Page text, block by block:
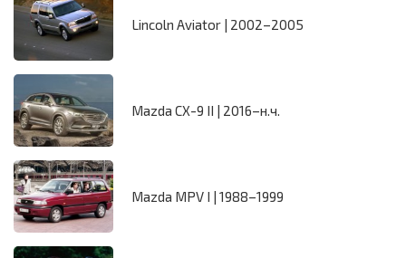
Lincoln Aviator | 2002–2005
Mazda CX-9 II | 2016–н.ч.
Mazda MPV I | 1988–1999